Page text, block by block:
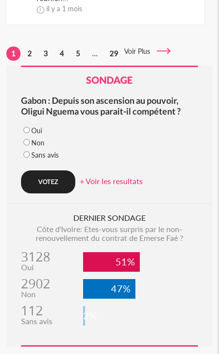
il y a 1 mois
1 2 3 4 5 ... 29 Voir Plus
SONDAGE
Gabon : Depuis son ascension au pouvoir,
Oligui Nguema vous parait-il compétent ?
Oui
Non
Sans avis
+ Voir les resultats
DERNIER SONDAGE
Côte d'Ivoire: Etes-vous surpris par le non-
renouvellement du contrat de Emerse Faé ?
3128
Oui 51%
2902
Non 47%
112
Sans avis 2%